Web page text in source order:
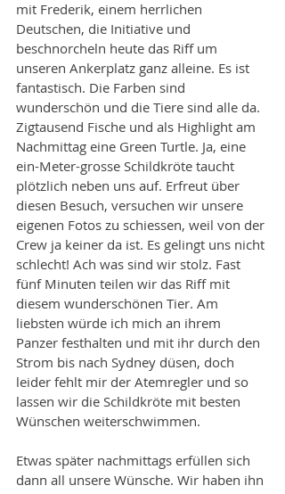
mit Frederik, einem herrlichen
Deutschen, die Initiative und
beschnorcheln heute das Riff um
unseren Ankerplatz ganz alleine. Es ist
fantastisch. Die Farben sind
wunderschön und die Tiere sind alle da.
Zigtausend Fische und als Highlight am
Nachmittag eine Green Turtle. Ja, eine
ein-Meter-grosse Schildkröte taucht
plötzlich neben uns auf. Erfreut über
diesen Besuch, versuchen wir unsere
eigenen Fotos zu schiessen, weil von der
Crew ja keiner da ist. Es gelingt uns nicht
schlecht! Ach was sind wir stolz. Fast
fünf Minuten teilen wir das Riff mit
diesem wunderschönen Tier. Am
liebsten würde ich mich an ihrem
Panzer festhalten und mit ihr durch den
Strom bis nach Sydney düsen, doch
leider fehlt mir der Atemregler und so
lassen wir die Schildkröte mit besten
Wünschen weiterschwimmen.
Etwas später nachmittags erfüllen sich
dann all unsere Wünsche. Wir haben ihn